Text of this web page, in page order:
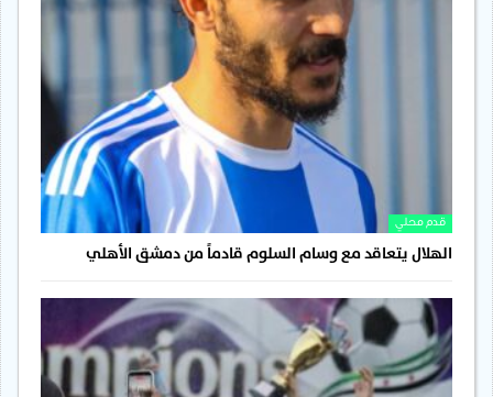
قدم محلي
الهلال يتعاقد مع وسام السلوم قادماً من دمشق الأهلي